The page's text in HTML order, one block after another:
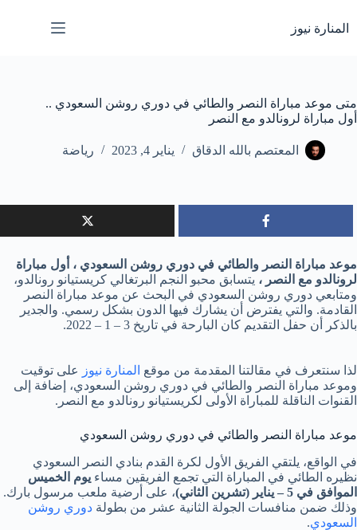
إلى
المحتوى
المنارة نيوز
متى موعد مباراة النصر والطائي في دوري روشن السعودي ..
أول مباراة لرونالدو مع النصر
المعتصم بالله الدقاق يناير 4, 2023 رياضة
موعد مباراة النصر والطائي في دوري روشن السعودي ، أول مباراة
لرونالدو مع النصر ، يتسابق محبو النجم البرتغالي كريستيانو رونالدو،
ومتابعي دوري روشن السعودي في البحث عن موعد مباراة النصر
القادمة. والتي يفترض أن يشارك فيها الدون بشكل رسمي. والجدير
بالذكر أن حفل التقديم كان البارحة في تاريخ 3 – 1 – 2022.
لذا سنتعرف في مقالتنا المقدمة من موقع المنارة نيوز على توقيت
وموعد مباراة النصر والطائي في دوري روشن السعودي، إضافة إلى
القنوات الناقلة للمباراة الأولى لكريستيانو رونالدو مع النصر.
موعد مباراة النصر والطائي في دوري روشن السعودي
في الواقع، يلتقي الفريق الأول لكرة القدم بنادي النصر السعودي
نظيره الطائي في المباراة التي تجمع الفريقين مساء يوم الخميس
الموافق في 5 – يناير (تشرين الثاني)
، على أرضية ملعب مرسول بارك.
وذلك ضمن منافسات الجولة الثانية عشر من بطولة دوري روشن
السعودي.